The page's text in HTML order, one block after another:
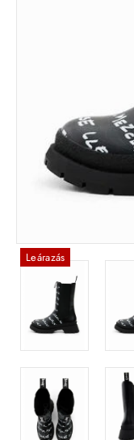
Leárazás